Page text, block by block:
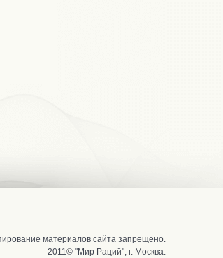
материалов сайта запрещено.
2011© "Мир Раций", г. Москва.